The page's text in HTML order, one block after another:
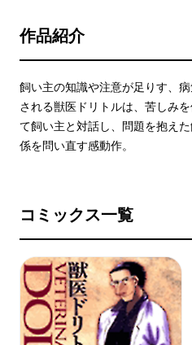
作品紹介
飼い主の知識や注意が足りす、
される獣医ドリトルは、苦しみ
て飼い主と対話し、問題を抱え
係を問い直す感動作。
コミックス一覧